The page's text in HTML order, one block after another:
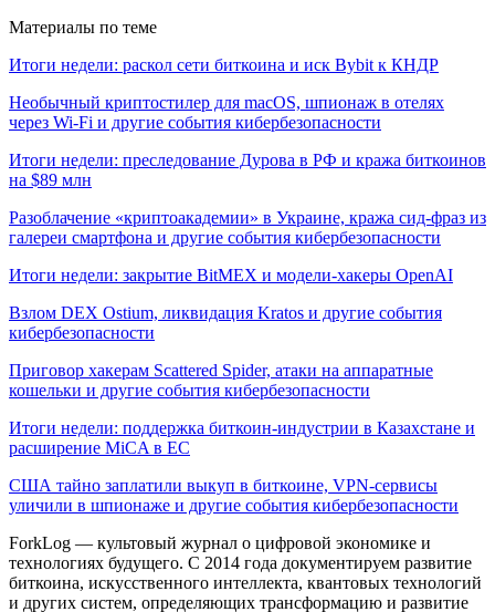
Материалы по теме
Итоги недели: раскол сети биткоина и иск Bybit к КНДР
Необычный криптостилер для macOS, шпионаж в отелях
через Wi-Fi и другие события кибербезопасности
Итоги недели: преследование Дурова в РФ и кража биткоинов
на $89 млн
Разоблачение «криптоакадемии» в Украине, кража сид-фраз из
галереи смартфона и другие события кибербезопасности
Итоги недели: закрытие BitMEX и модели-хакеры OpenAI
Взлом DEX Ostium, ликвидация Kratos и другие события
кибербезопасности
Приговор хакерам Scattered Spider, атаки на аппаратные
кошельки и другие события кибербезопасности
Итоги недели: поддержка биткоин-индустрии в Казахстане и
расширение MiCA в ЕС
США тайно заплатили выкуп в биткоине, VPN-сервисы
уличили в шпионаже и другие события кибербезопасности
ForkLog — культовый журнал о цифровой экономике и
технологиях будущего. С 2014 года документируем развитие
биткоина, искусственного интеллекта, квантовых технологий
и других систем, определяющих трансформацию и развитие